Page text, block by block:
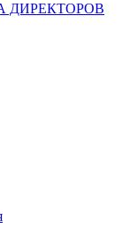
ДИРЕКТОРОВ